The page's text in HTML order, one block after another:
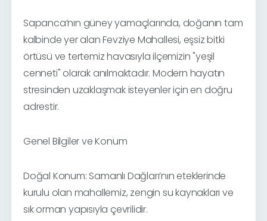
Sapanca’nın güney yamaçlarında, doğanın tam
kalbinde yer alan Fevziye Mahallesi, eşsiz bitki
örtüsü ve tertemiz havasıyla ilçemizin "yeşil
cenneti" olarak anılmaktadır. Modern hayatın
stresinden uzaklaşmak isteyenler için en doğru
adrestir.
Genel Bilgiler ve Konum
Doğal Konum: Samanlı Dağları’nın eteklerinde
kurulu olan mahallemiz, zengin su kaynakları ve
sık orman yapısıyla çevrilidir.